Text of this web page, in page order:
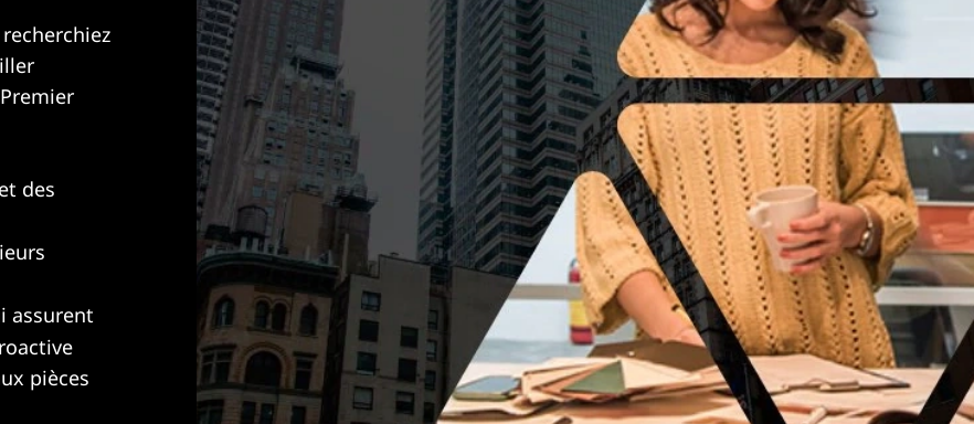
des
assurent
pièces